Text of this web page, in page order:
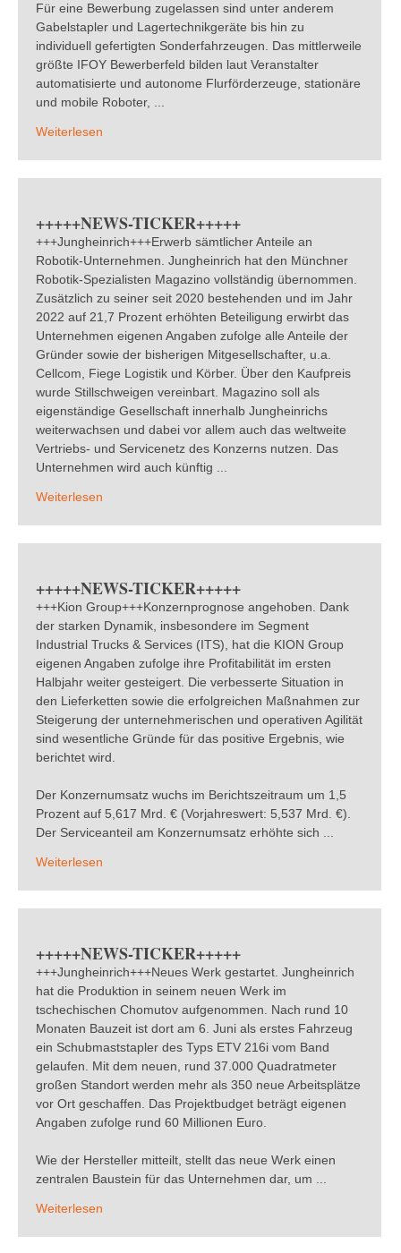
Für eine Bewerbung zugelassen sind unter anderem
Gabelstapler und Lagertechnikgeräte bis hin zu
individuell gefertigten Sonderfahrzeugen. Das mittlerweile
größte IFOY Bewerberfeld bilden laut Veranstalter
automatisierte und autonome Flurförderzeuge, stationäre
und mobile Roboter, ...
Weiterlesen
+++++NEWS-TICKER+++++
+++Jungheinrich+++Erwerb sämtlicher Anteile an
Robotik-Unternehmen. Jungheinrich hat den Münchner
Robotik-Spezialisten Magazino vollständig übernommen.
Zusätzlich zu seiner seit 2020 bestehenden und im Jahr
2022 auf 21,7 Prozent erhöhten Beteiligung erwirbt das
Unternehmen eigenen Angaben zufolge alle Anteile der
Gründer sowie der bisherigen Mitgesellschafter, u.a.
Cellcom, Fiege Logistik und Körber. Über den Kaufpreis
wurde Stillschweigen vereinbart. Magazino soll als
eigenständige Gesellschaft innerhalb Jungheinrichs
weiterwachsen und dabei vor allem auch das weltweite
Vertriebs- und Servicenetz des Konzerns nutzen. Das
Unternehmen wird auch künftig ...
Weiterlesen
+++++NEWS-TICKER+++++
+++Kion Group+++Konzernprognose angehoben. Dank
der starken Dynamik, insbesondere im Segment
Industrial Trucks & Services (ITS), hat die KION Group
eigenen Angaben zufolge ihre Profitabilität im ersten
Halbjahr weiter gesteigert. Die verbesserte Situation in
den Lieferketten sowie die erfolgreichen Maßnahmen zur
Steigerung der unternehmerischen und operativen Agilität
sind wesentliche Gründe für das positive Ergebnis, wie
berichtet wird.
Der Konzernumsatz wuchs im Berichtszeitraum um 1,5
Prozent auf 5,617 Mrd. € (Vorjahreswert: 5,537 Mrd. €).
Der Serviceanteil am Konzernumsatz erhöhte sich ...
Weiterlesen
+++++NEWS-TICKER+++++
+++Jungheinrich+++Neues Werk gestartet. Jungheinrich
hat die Produktion in seinem neuen Werk im
tschechischen Chomutov aufgenommen. Nach rund 10
Monaten Bauzeit ist dort am 6. Juni als erstes Fahrzeug
ein Schubmaststapler des Typs ETV 216i vom Band
gelaufen. Mit dem neuen, rund 37.000 Quadratmeter
großen Standort werden mehr als 350 neue Arbeitsplätze
vor Ort geschaffen. Das Projektbudget beträgt eigenen
Angaben zufolge rund 60 Millionen Euro.
Wie der Hersteller mitteilt, stellt das neue Werk einen
zentralen Baustein für das Unternehmen dar, um ...
Weiterlesen